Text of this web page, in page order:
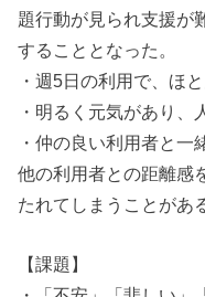
題行動が見られ支援が
することとなった。
・週5日の利用で、ほ
・明るく元気があり、
・仲の良い利用者と一
他の利用者との距離感
たれてしまうことがあ
【課題】